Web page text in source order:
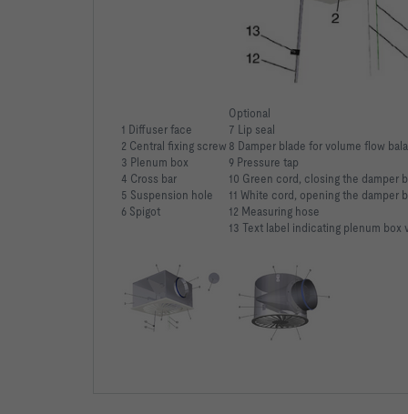
Optional
1 Diffuser face
7 Lip seal
2 Central fixing screw 8 Damper blade for volume flow
3 Plenum box
9 Pressure tap
4 Cross bar
10 Green cord, closing the damper
5 Suspension hole
11 White cord, opening the damper
6 Spigot
12 Measuring hose
13 Text label indicating plenum box